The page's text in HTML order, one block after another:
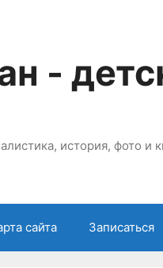
-
история, фото и
сайта Записаться